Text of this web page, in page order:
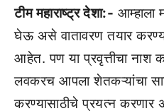
टीम महाराष्ट्र देशा:-
घेऊ असे वातावरण तयार
आहेत. पण या प्रवृत्तीचा नाश
लवकरच आपला शेतकऱ्यांचा
करण्यासाठीचे प्रयत्न करणार